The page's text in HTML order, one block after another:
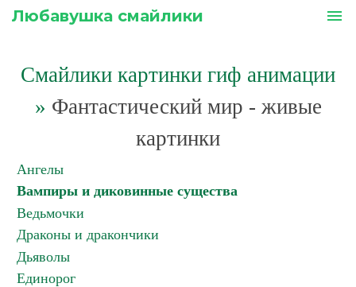
Любавушка смайлики menu
Смайлики картинки гиф анимации
» Фантастический мир - живые
картинки
Ангелы
Вампиры и диковинные существа
Ведьмочки
Драконы и дракончики
Дьяволы
Единорог